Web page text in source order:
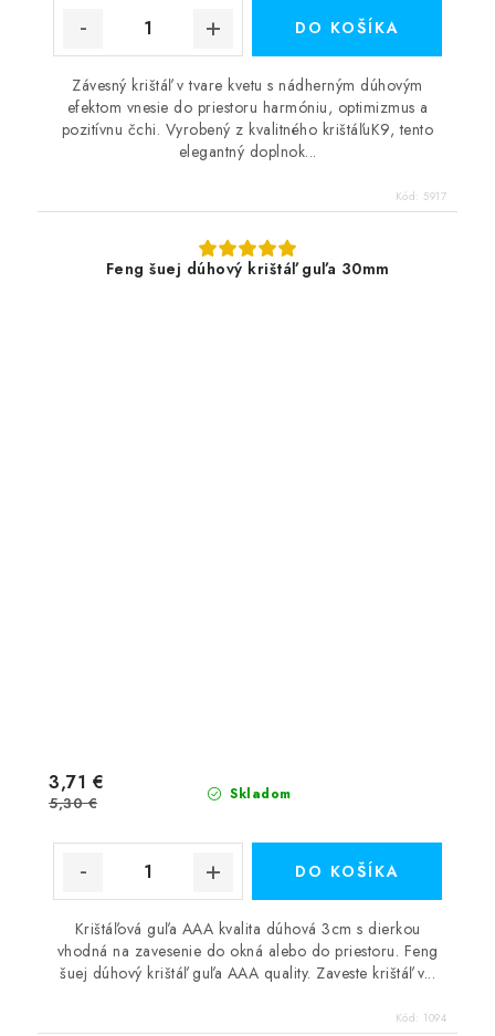
DO KOŠÍKA
Závesný krištáľ v tvare kvetu s nádherným dúhovým
efektom vnesie do priestoru harmóniu, optimizmus a
pozitívnu čchi. Vyrobený z kvalitného krištáľuK9, tento
elegantný doplnok...
Kód: 5917
Feng šuej dúhový krištáľ guľa 30mm
Skladom
3,71 €
5,30 €
DO KOŠÍKA
Krištáľová guľa AAA kvalita dúhová 3cm s dierkou
vhodná na zavesenie do okná alebo do priestoru. Feng
šuej dúhový krištáľ guľa AAA quality. Zaveste krištáľ v...
Kód: 1094